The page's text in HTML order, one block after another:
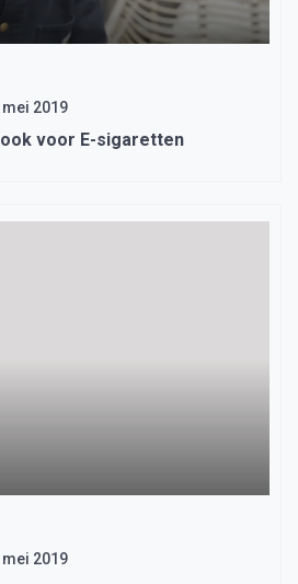
mei 2019
voor E-sigaretten
mei 2019